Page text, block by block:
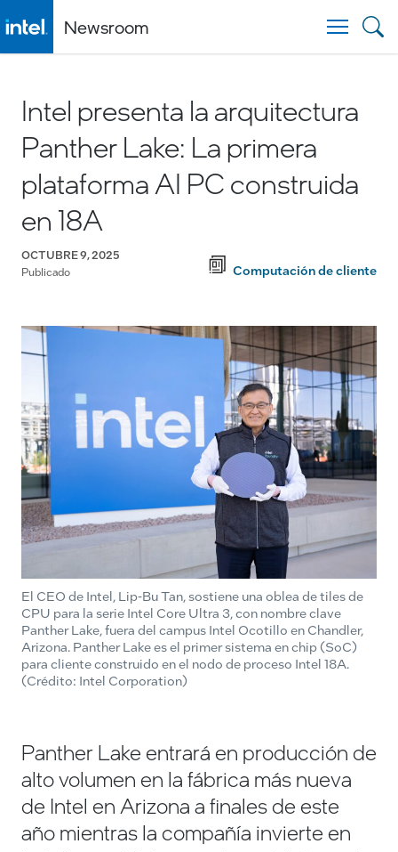
Newsroom
Intel presenta la arquitectura
Panther Lake: La primera
plataforma AI PC construida
en 18A
OCTUBRE 9, 2025
Publicado
Computación de cliente
El CEO de Intel, Lip-Bu Tan, sostiene una oblea de tiles de
CPU para la serie Intel Core Ultra 3, con nombre clave
Panther Lake, fuera del campus Intel Ocotillo en Chandler,
Arizona. Panther Lake es el primer sistema en chip (SoC)
para cliente construido en el nodo de proceso Intel 18A.
(Crédito: Intel Corporation)
Panther Lake entrará en producción de
alto volumen en la fábrica más nueva
de Intel en Arizona a finales de este
año mientras la compañía invierte en